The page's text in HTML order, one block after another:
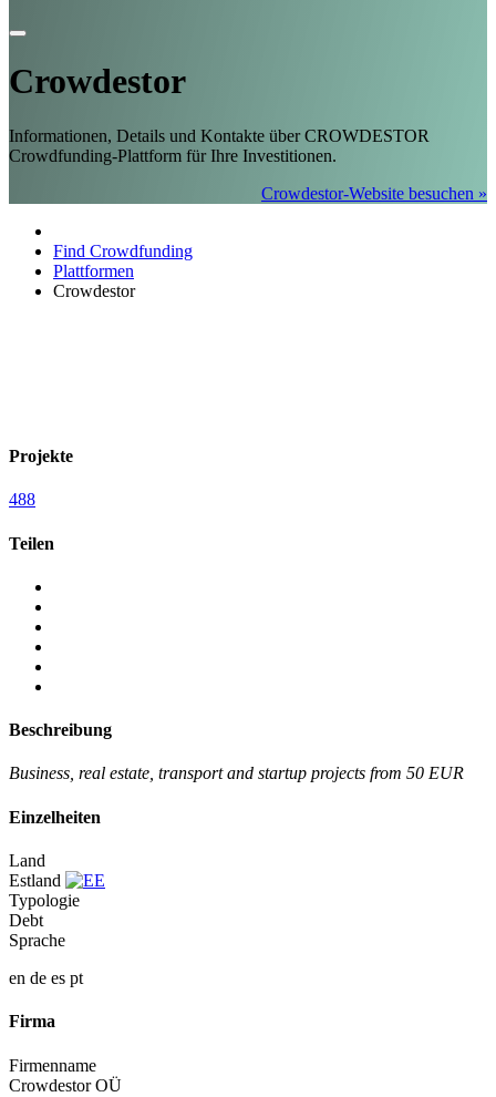
Crowdestor
Informationen, Details und Kontakte über CROWDESTOR
Crowdfunding-Plattform für Ihre Investitionen.
Crowdestor-Website besuchen »
Find Crowdfunding
Plattformen
Crowdestor
Projekte
488
Teilen
Beschreibung
Business, real estate, transport and startup projects from 50 EUR
Einzelheiten
Land
Estland
Typologie
Debt
Sprache
en de es pt
Firma
Firmenname
Crowdestor OÜ